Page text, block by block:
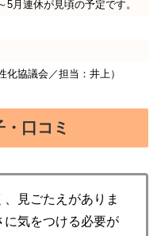
月連休が見頃の予定です。
化協議会／担当：井上）
口コミ
見ごたえがありま
に気をつける必要が